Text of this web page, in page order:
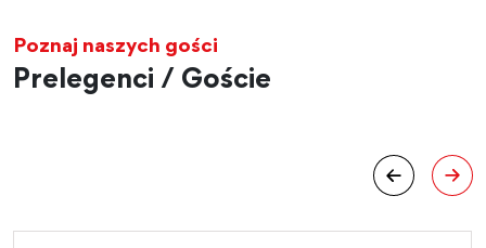
Poznaj naszych gości
Prelegenci / Goście